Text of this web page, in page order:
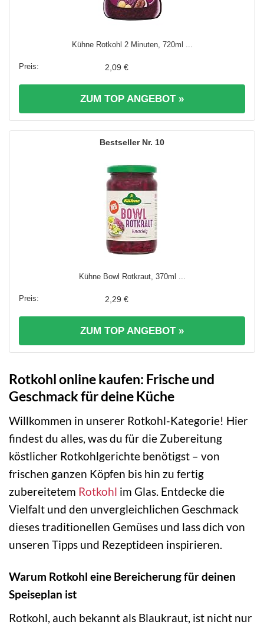
Kühne Rotkohl 2 Minuten, 720ml ...
2,09 €
ZUM TOP ANGEBOT »
10
Kühne Bowl Rotkraut, 370ml ...
2,29 €
ZUM TOP ANGEBOT »
Rotkohl online kaufen: Frische und
Geschmack für deine Küche
Willkommen in unserer Rotkohl-Kategorie! Hier
findest du alles, was du für die Zubereitung
köstlicher Rotkohlgerichte benötigst – von
frischen ganzen Köpfen bis hin zu fertig
zubereitetem Rotkohl im Glas. Entdecke die
Vielfalt und den unvergleichlichen Geschmack
dieses traditionellen Gemüses und lass dich von
unseren Tipps und Rezeptideen inspirieren.
Warum Rotkohl eine Bereicherung für deinen
Speiseplan ist
Rotkohl, auch bekannt als Blaukraut, ist nicht nur